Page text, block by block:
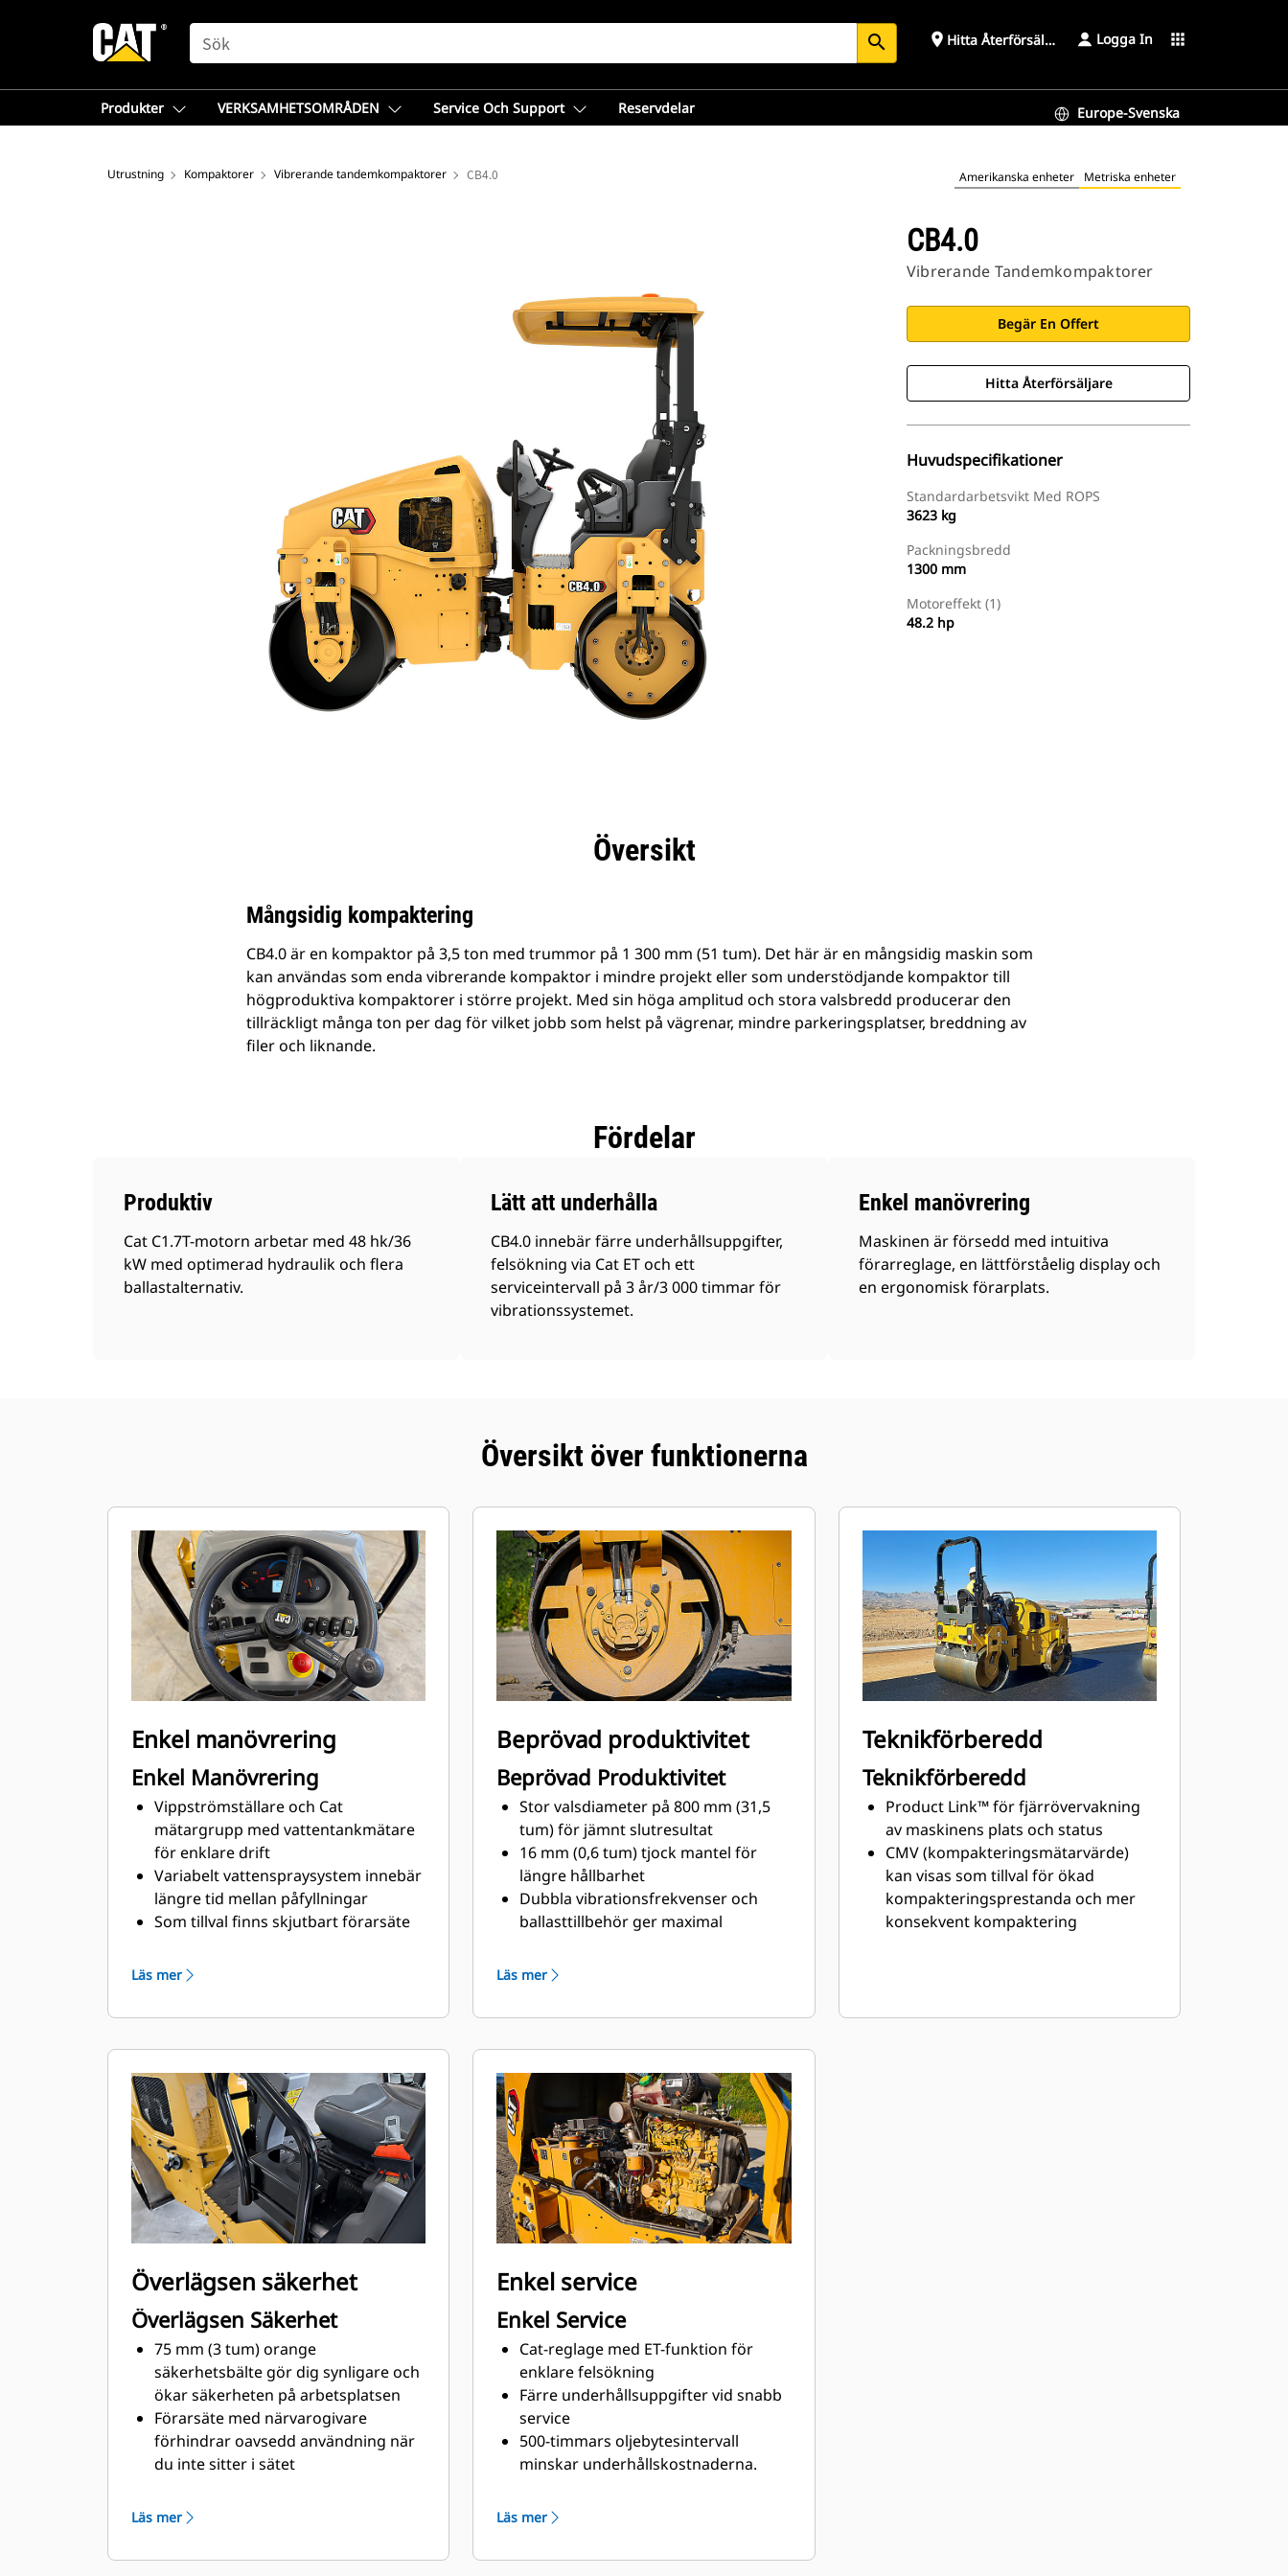
SEARCH search place Hitta Återförsäljare Logga In apps
Produkter VERKSAMHETSOMRÅDEN Service Och Support Reservdelar Europe-Svenska
Utrustning Kompaktorer Vibrerande tandemkompaktorer CB4.0 Amerikanska enheter Metriska enheter
CB4.0
Vibrerande Tandemkompaktorer
Begär En Offert
Hitta Återförsäljare
Huvudspecifikationer
Standardarbetsvikt Med ROPS
3623 kg
Packningsbredd
1300 mm
Motoreffekt (1)
48.2 hp
SpecifikationerÖversikt
Mångsidig kompaktering
CB4.0 är en kompaktor på 3,5 ton med trummor på 1 300 mm (51 tum). Det här är en mångsidig maskin som
kan användas som enda vibrerande kompaktor i mindre projekt eller som understödjande kompaktor till
högproduktiva kompaktorer i större projekt. Med sin höga amplitud och stora valsbredd producerar den
tillräckligt många ton per dag för vilket jobb som helst på vägrenar, mindre parkeringsplatser, breddning av
filer och liknande.
Fördelar
Produktiv
Cat C1.7T-motorn arbetar med 48 hk/36
kW med optimerad hydraulik och flera
ballastalternativ.
Lätt att underhålla
CB4.0 innebär färre underhållsuppgifter,
felsökning via Cat ET och ett
serviceintervall på 3 år/3 000 timmar för
vibrationssystemet.
Enkel manövrering
Maskinen är försedd med intuitiva
förarreglage, en lättförståelig display och
en ergonomisk förarplats.
Översikt över funktionerna
Enkel manövrering
Enkel Manövrering
Vippströmställare och Cat
mätargrupp med vattentankmätare
för enklare drift
Variabelt vattenspraysystem innebär
längre tid mellan påfyllningar
Som tillval finns skjutbart förarsäte
minimera förarutmattning och ge
Läs mer
Beprövad produktivitet
Beprövad Produktivitet
Stor valsdiameter på 800 mm (31,5
tum) för jämnt slutresultat
16 mm (0,6 tum) tjock mantel för
längre hållbarhet
Dubbla vibrationsfrekvenser och
ballasttillbehör ger maximal
C1.7T-motor med 36 kW (48,2 hk)
Läs mer
Teknikförberedd
Teknikförberedd
Product Link™ för fjärrövervakning
av maskinens plats och status
CMV (kompakteringsmätarvärde)
kan visas som tillval för ökad
kompakteringsprestanda och mer
konsekvent kompaktering
Överlägsen säkerhet
Överlägsen Säkerhet
75 mm (3 tum) orange
säkerhetsbälte gör dig synligare och
ökar säkerheten på arbetsplatsen
Förarsäte med närvarogivare
förhindrar oavsedd användning när
du inte sitter i sätet
för ökad förarsäkerhet
tillval
Läs mer
Enkel service
Enkel Service
Cat-reglage med ET-funktion för
enklare felsökning
Färre underhållsuppgifter vid snabb
service
500-timmars oljebytesintervall
minskar underhållskostnaderna.
serviceavtal finns tillgängliga för
LED-belysning för tålig och tillförlitlig
Läs mer